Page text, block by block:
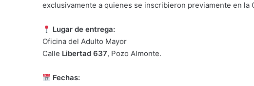
exclusivamente a quienes se inscribieron previamente en la
Lugar de entrega:
Oficina del Adulto Mayor
Calle Libertad 637, Pozo Almonte.
Fechas: